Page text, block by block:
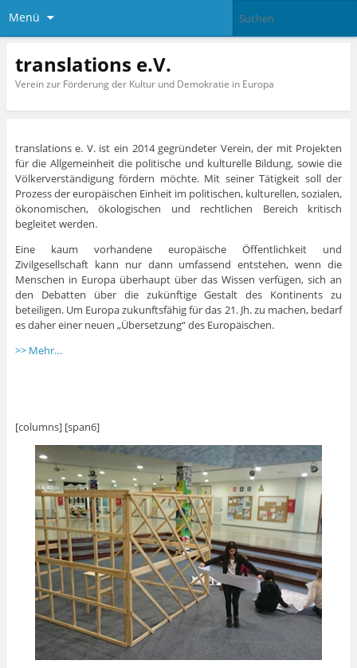
Menü
translations e.V.
Verein zur Förderung der Kultur und Demokratie in Europa
translations e. V. ist ein 2014 gegründeter Verein, der mit Projekten
für die Allgemeinheit die politische und kulturelle Bildung, sowie die
Völkerverständigung fördern möchte. Mit seiner Tätigkeit soll der
Prozess der europäischen Einheit im politischen, kulturellen, sozialen,
ökonomischen, ökologischen und rechtlichen Bereich kritisch
begleitet werden.
Eine kaum vorhandene europäische Öffentlichkeit und
Zivilgesellschaft kann nur dann umfassend entstehen, wenn die
Menschen in Europa überhaupt über das Wissen verfügen, sich an
den Debatten über die zukünftige Gestalt des Kontinents zu
beteiligen. Um Europa zukunftsfähig für das 21. Jh. zu machen, bedarf
es daher einer neuen „Übersetzung“ des Europäischen.
>> Mehr…
[columns] [span6]